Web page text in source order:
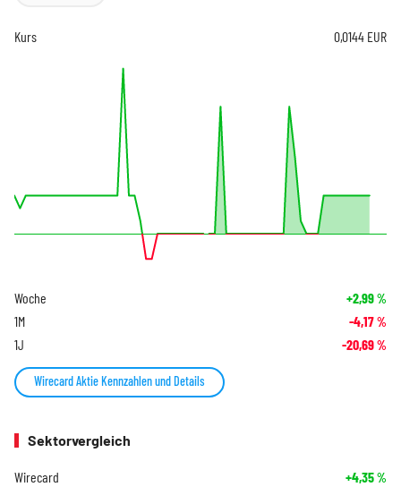
Kurs 0,0144 EUR
Woche +2,99%
1M -4,17%
1J -20,69%
Wirecard Aktie Kennzahlen und Details
Sektorvergleich
Wirecard +4,35%